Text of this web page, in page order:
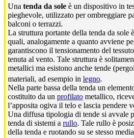
Una tenda da sole è un dispositivo in
pieghevole, utilizzato per ombreggiare
balconi o terrazzi.
La struttura portante della tenda da sole
quali, analogamente a quanto avviene
garantiscono il tensionamento del
tenuta al vento. Tale struttura è
metallici ma esistono anche tende
materiali, ad esempio in legno.
Nella parte bassa della tenda un
costituito da un profilato metallico,
l’apposita ogiva il telo e lascia pendere
Una diffusa tipologia di tende si avvale
tenda di sistemi a rullo. Tale rullo è
della tenda e ruotando su se stesso